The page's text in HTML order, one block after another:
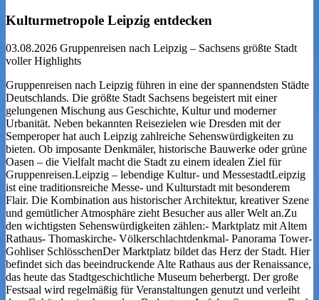
Kulturmetropole Leipzig entdecken
03.08.2026 Gruppenreisen nach Leipzig – Sachsens größte Stadt
voller Highlights
Gruppenreisen nach Leipzig führen in eine der spannendsten Städte
Deutschlands. Die größte Stadt Sachsens begeistert mit einer
gelungenen Mischung aus Geschichte, Kultur und moderner
Urbanität. Neben bekannten Reisezielen wie Dresden mit der
Semperoper hat auch Leipzig zahlreiche Sehenswürdigkeiten zu
bieten. Ob imposante Denkmäler, historische Bauwerke oder grüne
Oasen – die Vielfalt macht die Stadt zu einem idealen Ziel für
Gruppenreisen.Leipzig – lebendige Kultur- und MessestadtLeipzig
ist eine traditionsreiche Messe- und Kulturstadt mit besonderem
Flair. Die Kombination aus historischer Architektur, kreativer Szene
und gemütlicher Atmosphäre zieht Besucher aus aller Welt an.Zu
den wichtigsten Sehenswürdigkeiten zählen:- Marktplatz mit Altem
Rathaus- Thomaskirche- Völkerschlachtdenkmal- Panorama Tower-
Gohliser SchlösschenDer Marktplatz bildet das Herz der Stadt. Hier
befindet sich das beeindruckende Alte Rathaus aus der Renaissance,
das heute das Stadtgeschichtliche Museum beherbergt. Der große
Festsaal wird regelmäßig für Veranstaltungen genutzt und verleiht